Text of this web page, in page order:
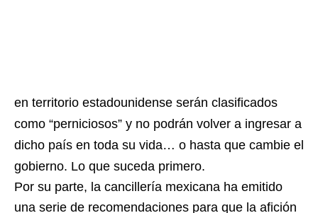
en territorio estadounidense serán clasificados
como “perniciosos” y no podrán volver a ingresar a
dicho país en toda su vida… o hasta que cambie el
gobierno. Lo que suceda primero.
Por su parte, la cancillería mexicana ha emitido
una serie de recomendaciones para que la afición